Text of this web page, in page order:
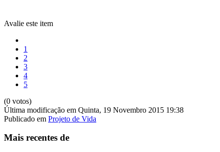
Avalie este item
1
2
3
4
5
(0 votos)
Última modificação em Quinta, 19 Novembro 2015 19:38
Publicado em Projeto de Vida
Mais recentes de